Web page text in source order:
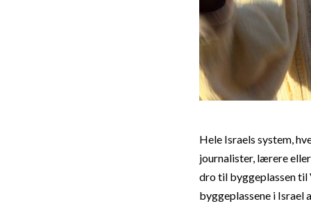
Hele Israels system,
journalister, lærere
dro til byggeplassen til
byggeplassene i